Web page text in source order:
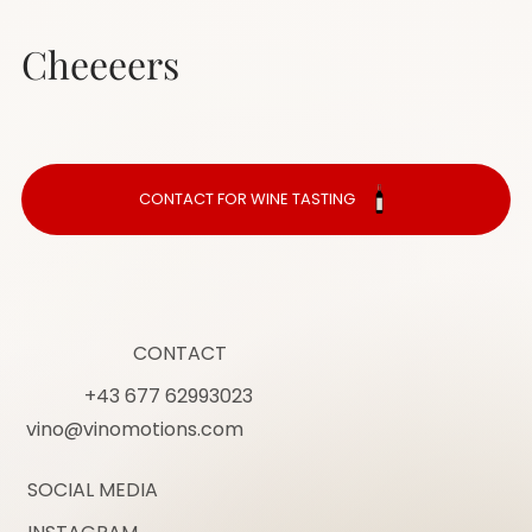
Cheeeers
CONTACT FOR WINE TASTING
CONTACT
+43 677 62993023
vino@vinomotions.com
SOCIAL MEDIA